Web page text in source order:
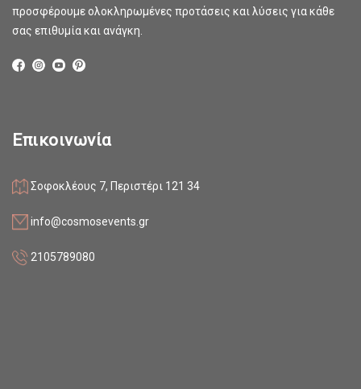
προσφέρουμε ολοκληρωμένες προτάσεις και λύσεις για κάθε
σας επιθυμία και ανάγκη.
Επικοινωνία
Σοφοκλέους 7, Περιστέρι 121 34
info@cosmosevents.gr
2105789080